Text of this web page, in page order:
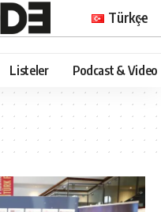
Türkçe
Listeler Podcast & Video